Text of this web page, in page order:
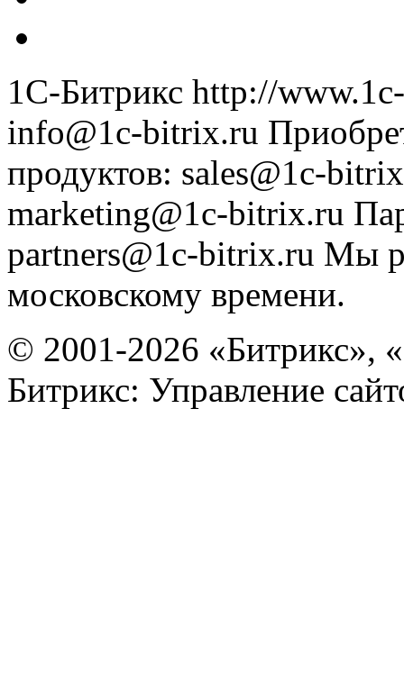
1С-Битрикс http://
info@1c-bitrix.ru
продуктов: sales@1c-
marketing@1c-bitrix.ru
partners@1c-bitrix.ru Мы
московскому времени.
© 2001-2026 «Битрикс»,
Битрикс: Управление